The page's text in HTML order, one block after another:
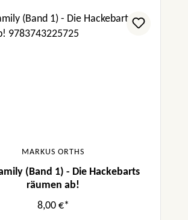
MARKUS ORTHS
(Band 1) - Die Hackebarts
räumen ab!
8,00 €*